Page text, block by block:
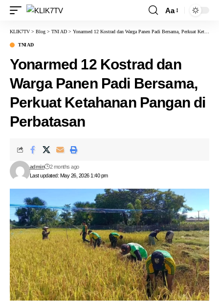
Aa
KLIK7TV > Blog > TNI AD > Yonarmed 12 Kostrad dan Warga Panen Padi Bersama, Perkuat Ketahanan Pangan di Perbatasan
TNI AD
Yonarmed 12 Kostrad dan
Warga Panen Padi Bersama,
Perkuat Ketahanan Pangan di
Perbatasan
Last updated: May 26, 2026 1:40 pm
admin 2 months ago